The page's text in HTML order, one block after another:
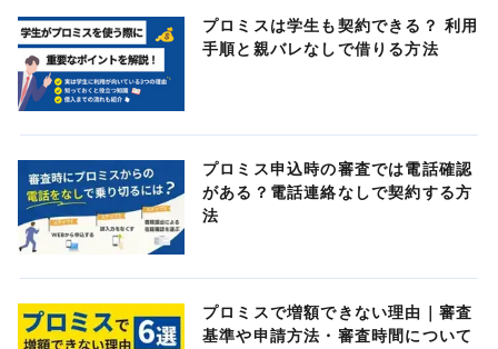
プロミスは学生も契約できる？ 利用
手順と親バレなしで借りる方法
プロミス申込時の審査では電話確認
がある？電話連絡なしで契約する方
法
プロミスで増額できない理由｜審査
基準や申請方法・審査時間について